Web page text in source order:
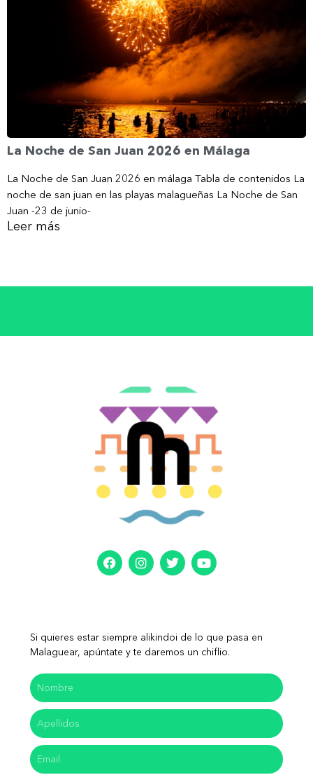
La Noche de San Juan 2026 en Málaga
La Noche de San Juan 2026 en málaga Tabla de contenidos La
noche de san juan en las playas malagueñas La Noche de San
Juan -23 de junio-
Leer más
Si quieres estar siempre alikindoi de lo que pasa en
Malaguear, apúntate y te daremos un chiflio.